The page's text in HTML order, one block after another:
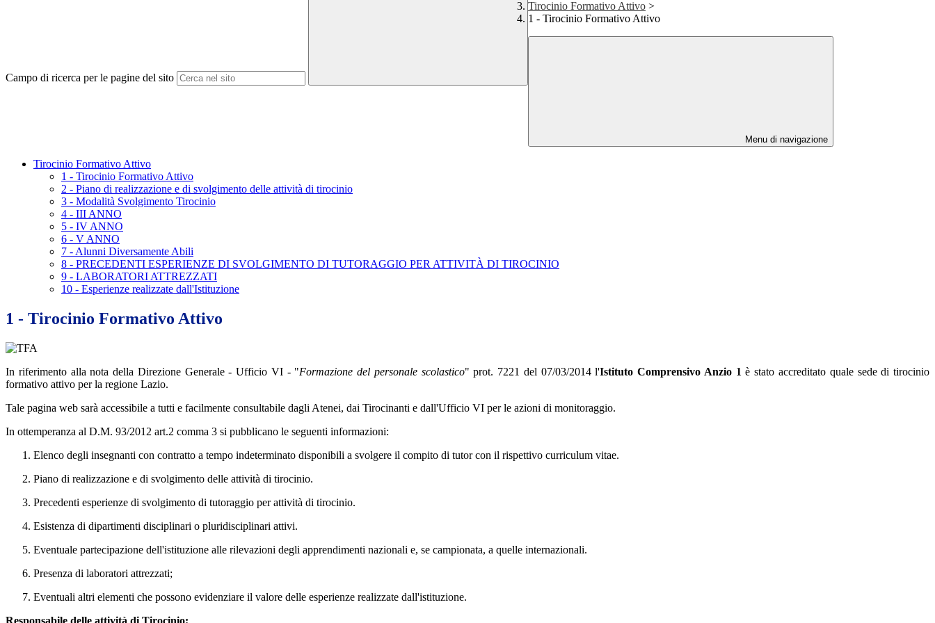
Campo di ricerca per le pagine del sito
Tirocinio Formativo Attivo >
1 - Tirocinio Formativo Attivo
Menu di navigazione
Tirocinio Formativo Attivo
1 - Tirocinio Formativo Attivo
2 - Piano di realizzazione e di svolgimento delle attività di tirocinio
3 - Modalità Svolgimento Tirocinio
4 - III ANNO
5 - IV ANNO
6 - V ANNO
7 - Alunni Diversamente Abili
8 - PRECEDENTI ESPERIENZE DI SVOLGIMENTO DI TUTORAGGIO PER ATTIVITÀ DI TIROCINIO
9 - LABORATORI ATTREZZATI
10 - Esperienze realizzate dall'Istituzione
1 - Tirocinio Formativo Attivo
In riferimento alla nota della Direzione Generale - Ufficio VI - "Formazione del personale scolastico" prot. 7221 del 07/03/2014 l'Istituto Comprensivo Anzio 1 è stato accreditato quale sede di tirocinio
formativo attivo per la regione Lazio.
Tale pagina web sarà accessibile a tutti e facilmente consultabile dagli Atenei, dai Tirocinanti e dall'Ufficio VI per le azioni di monitoraggio.
In ottemperanza al D.M. 93/2012 art.2 comma 3 si pubblicano le seguenti informazioni:
Elenco degli insegnanti con contratto a tempo indeterminato disponibili a svolgere il compito di tutor con il rispettivo curriculum vitae.
Piano di realizzazione e di svolgimento delle attività di tirocinio.
Precedenti esperienze di svolgimento di tutoraggio per attività di tirocinio.
Esistenza di dipartimenti disciplinari o pluridisciplinari attivi.
Eventuale partecipazione dell'istituzione alle rilevazioni degli apprendimenti nazionali e, se campionata, a quelle internazionali.
Presenza di laboratori attrezzati;
Eventuali altri elementi che possono evidenziare il valore delle esperienze realizzate dall'istituzione.